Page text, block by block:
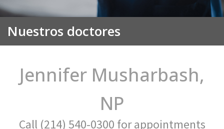
Nuestros doctores
Jennifer Musharbash,
NP
Call (214) 540-0300 for appointments